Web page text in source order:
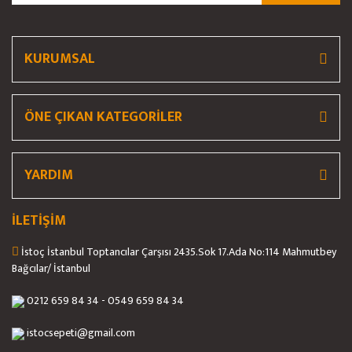
Ürün fiyatı diğer sitelerden daha pahalı.
KURUMSAL
ÖNE ÇIKAN KATEGORİLER
YARDIM
İLETİŞİM
İstoç İstanbul Toptancılar Çarşısı 2435.Sok 17.Ada No:114 Mahmutbey
Bağcılar/ İstanbul
0212 659 84 34 - 0549 659 84 34
istocsepeti@gmail.com